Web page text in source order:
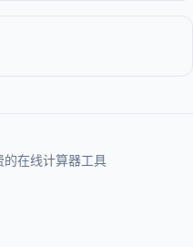
在线计算器工具